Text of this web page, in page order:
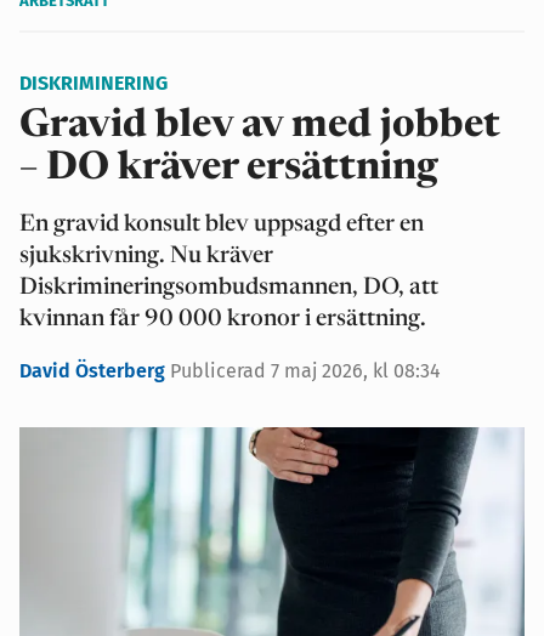
DISKRIMINERING
Gravid blev av med jobbet
– DO kräver ersättning
En gravid konsult blev uppsagd efter en
sjukskrivning. Nu kräver
Diskrimineringsombudsmannen, DO, att
kvinnan får 90 000 kronor i ersättning.
David Österberg Publicerad 7 maj 2026, kl 08:34